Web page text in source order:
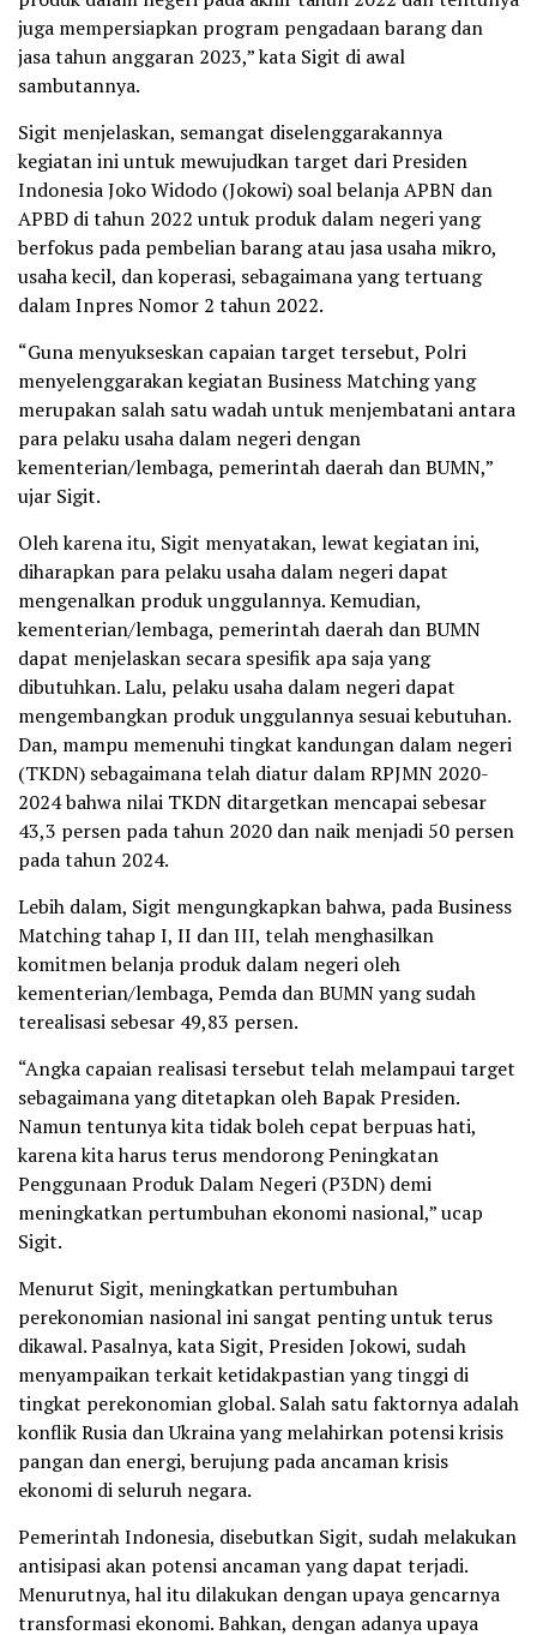
juga mempersiapkan program pengadaan barang dan
jasa tahun anggaran 2023,” kata Sigit di awal
sambutannya.
Sigit menjelaskan, semangat diselenggarakannya
kegiatan ini untuk mewujudkan target dari Presiden
Indonesia Joko Widodo (Jokowi) soal belanja APBN dan
APBD di tahun 2022 untuk produk dalam negeri yang
berfokus pada pembelian barang atau jasa usaha mikro,
usaha kecil, dan koperasi, sebagaimana yang tertuang
dalam Inpres Nomor 2 tahun 2022.
“Guna menyukseskan capaian target tersebut, Polri
menyelenggarakan kegiatan Business Matching yang
merupakan salah satu wadah untuk menjembatani antara
para pelaku usaha dalam negeri dengan
kementerian/lembaga, pemerintah daerah dan BUMN,”
ujar Sigit.
Oleh karena itu, Sigit menyatakan, lewat kegiatan ini,
diharapkan para pelaku usaha dalam negeri dapat
mengenalkan produk unggulannya. Kemudian,
kementerian/lembaga, pemerintah daerah dan BUMN
dapat menjelaskan secara spesifik apa saja yang
dibutuhkan. Lalu, pelaku usaha dalam negeri dapat
mengembangkan produk unggulannya sesuai kebutuhan.
Dan, mampu memenuhi tingkat kandungan dalam negeri
(TKDN) sebagaimana telah diatur dalam RPJMN 2020-
2024 bahwa nilai TKDN ditargetkan mencapai sebesar
43,3 persen pada tahun 2020 dan naik menjadi 50 persen
pada tahun 2024.
Lebih dalam, Sigit mengungkapkan bahwa, pada Business
Matching tahap I, II dan III, telah menghasilkan
komitmen belanja produk dalam negeri oleh
kementerian/lembaga, Pemda dan BUMN yang sudah
terealisasi sebesar 49,83 persen.
“Angka capaian realisasi tersebut telah melampaui target
sebagaimana yang ditetapkan oleh Bapak Presiden.
Namun tentunya kita tidak boleh cepat berpuas hati,
karena kita harus terus mendorong Peningkatan
Penggunaan Produk Dalam Negeri (P3DN) demi
meningkatkan pertumbuhan ekonomi nasional,” ucap
Sigit.
Menurut Sigit, meningkatkan pertumbuhan
perekonomian nasional ini sangat penting untuk terus
dikawal. Pasalnya, kata Sigit, Presiden Jokowi, sudah
menyampaikan terkait ketidakpastian yang tinggi di
tingkat perekonomian global. Salah satu faktornya adalah
konflik Rusia dan Ukraina yang melahirkan potensi krisis
pangan dan energi, berujung pada ancaman krisis
ekonomi di seluruh negara.
Pemerintah Indonesia, disebutkan Sigit, sudah melakukan
antisipasi akan potensi ancaman yang dapat terjadi.
Menurutnya, hal itu dilakukan dengan upaya gencarnya
transformasi ekonomi. Bahkan, dengan adanya upaya